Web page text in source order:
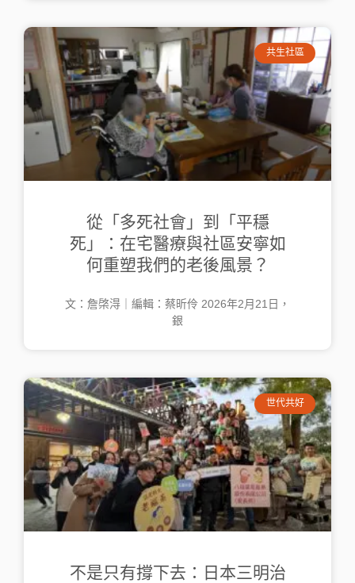
共生社區
從「多死社會」到「平穩
死」：在宅醫療與社區安寧如
何重塑我們的老後風景？
文：詹棨淂｜編輯：蔡昕伶 2026年2月21日，
銀
世代共好
不是只有撐下去：日本三明治